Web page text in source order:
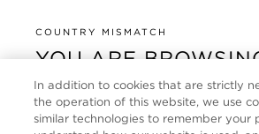
COUNTRY MISMATCH
YOU ARE
UNITED STATES
It looks like you are visiting us from
KUNDENSERVICE
ÜBER
In addition to cookies that are strictly
the operation of this website, we use
similar technologies to remember your